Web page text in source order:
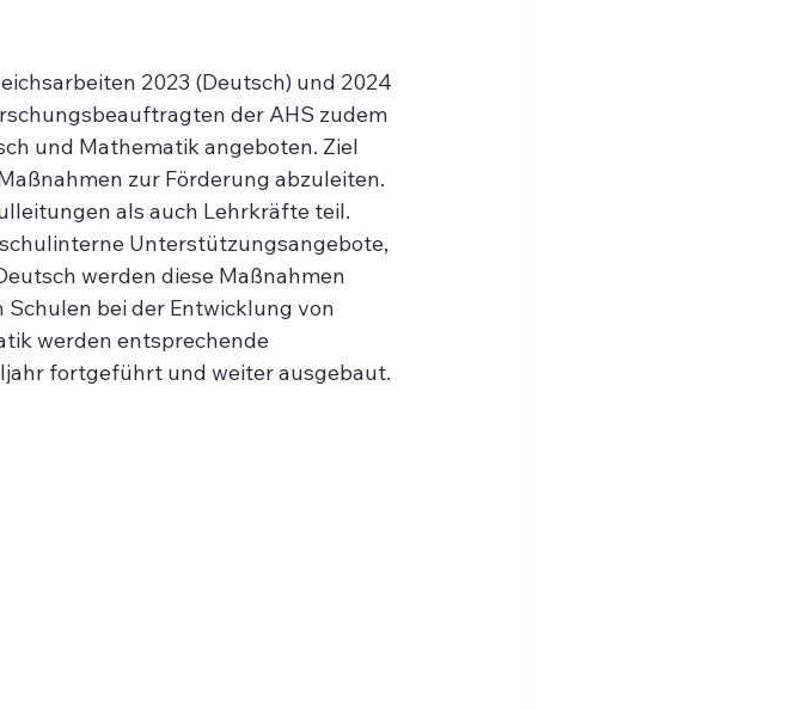
2023 (Deutsch) und 2024
der AHS zudem
und Mathematik angeboten. Ziel
zur Förderung abzuleiten.
als auch Lehrkräfte teil.
Unterstützungsangebote,
werden diese Maßnahmen
bei der Entwicklung von
werden entsprechende
fortgeführt und weiter ausgebaut.